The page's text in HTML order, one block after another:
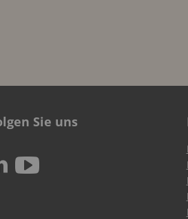
Sie uns
c